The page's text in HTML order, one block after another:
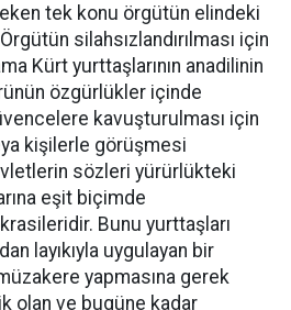
tek konu örgütün elindeki
silahsızlandırılması için
Kürt yurttaşlarının anadilinin
özgürlükler içinde
kavuşturulması için
kişilerle görüşmesi
sözleri yürürlükteki
eşit biçimde
Bunu yurttaşları
layıkıyla uygulayan bir
yapmasına gerek
olan ve bugüne kadar